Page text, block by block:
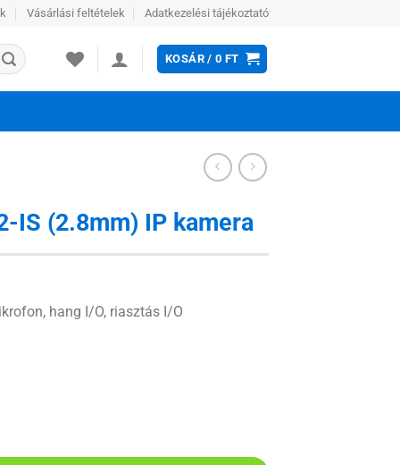
Vásárlási feltételek Adatkezelési tájékoztató
KOSÁR /0 FT
IS (2.8mm) IP kamera
hang I/O, riasztás I/O